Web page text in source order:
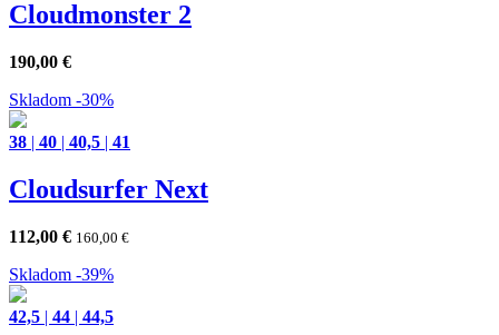
Cloudmonster 2
190,00 €
Skladom -30%
38 | 40 | 40,5 | 41
Cloudsurfer Next
112,00 € 160,00 €
Skladom -39%
42,5 | 44 | 44,5